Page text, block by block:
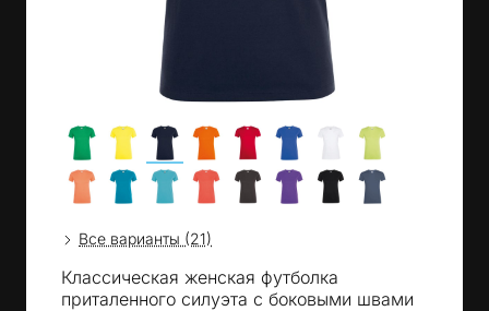
Все варианты (21)
Классическая женская футболка
приталенного силуэта с боковыми швами